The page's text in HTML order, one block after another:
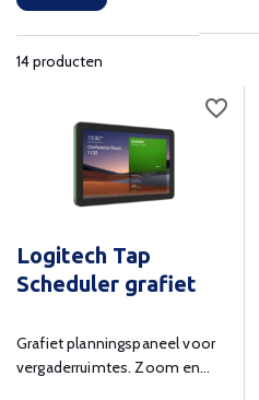
14 producten
Logitech Tap
Scheduler grafiet
Grafiet planningspaneel voor
vergaderruimtes. Zoom en